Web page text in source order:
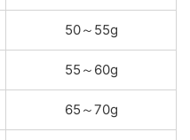
50～55g
55～60g
65～70g